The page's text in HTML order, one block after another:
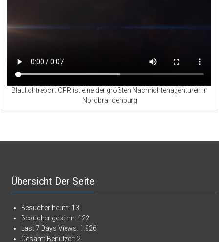
Blaulichtreport OPR ist eine der größten Nachrichtenagenturen in
Nordbrandenburg
Übersicht Der Seite
Besucher heute: 13
Besucher gestern: 122
Last 7 Days Views: 1.926
Gesamt Benutzer: 2